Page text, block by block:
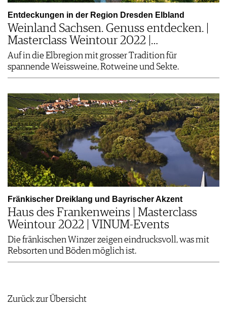
Entdeckungen in der Region Dresden Elbland
Weinland Sachsen. Genuss entdecken. |
Masterclass Weintour 2022 |…
Auf in die Elbregion mit grosser Tradition für
spannende Weissweine, Rotweine und Sekte.
Fränkischer Dreiklang und Bayrischer Akzent
Haus des Frankenweins | Masterclass
Weintour 2022 | VINUM-Events
Die fränkischen Winzer zeigen eindrucksvoll, was mit
Rebsorten und Böden möglich ist.
Zurück zur Übersicht